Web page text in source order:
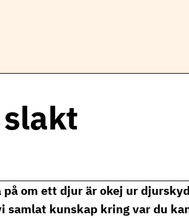
på om ett djur är okej ur
samlat kunskap kring var du